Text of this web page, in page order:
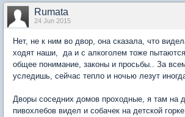
Rumata
24 Jun 2015
Нет, не к ним во двор, она сказала, что
ходят наши, да и с алкоголем тоже
общее понимание, законы и просьбы.. За
уследишь, сейчас тепло и ночью лезут
Дворы соседних домов проходные, я там на
пивохлебов видел и собачек на детской